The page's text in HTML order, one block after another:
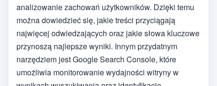
analizowanie zachowań użytkowników. Dzięki temu
można dowiedzieć się, jakie treści przyciągają
najwięcej odwiedzających oraz jakie słowa kluczowe
przynoszą najlepsze wyniki. Innym przydatnym
narzędziem jest Google Search Console, które
umożliwia monitorowanie wydajności witryny w